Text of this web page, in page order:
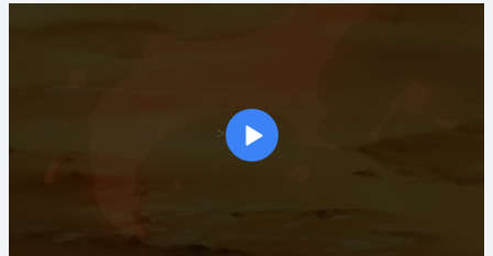
сталкиваются с новыми вызовами и врагами.
Не упустите возможность бесплатно посмотреть этот
удивительный фильм, который оставит вас в ожидании новых
>